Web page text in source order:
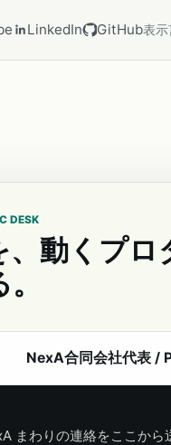
LinkedIn GitHub表
DESK
、動くプロ
NexA合同会社代表 /
まわりの連絡をここから